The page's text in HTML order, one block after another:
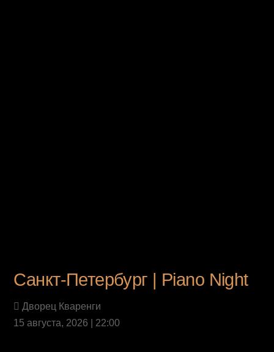
Санкт-Петербург | Piano Night
Дворец Кваренги
15 августа, 2026 | 22:00